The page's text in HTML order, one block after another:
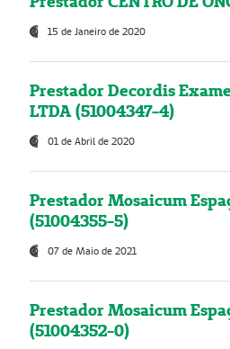
15 de Janeiro de 2020
Prestador Decordis
LTDA (51004347-4)
01 de Abril de 2020
Prestador Mosaicum
(51004355-5)
07 de Maio de 2021
Prestador Mosaicum
(51004352-0)